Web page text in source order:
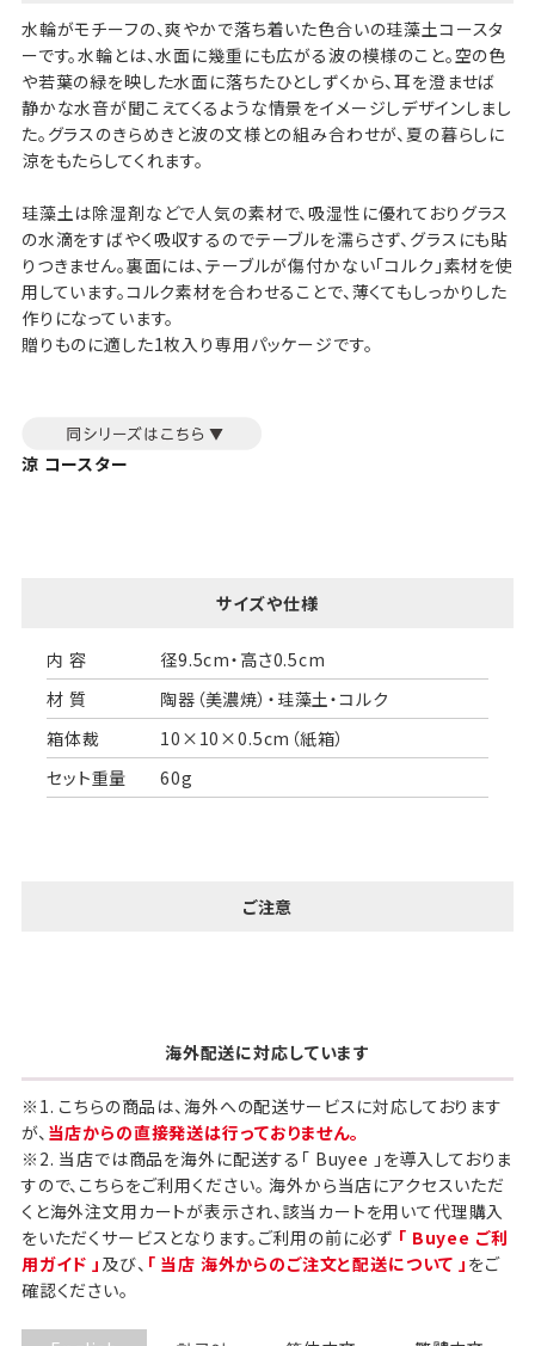
水輪がモチーフの、爽やかで落ち着いた色合いの珪藻土コースタ
ーです。水輪とは、水面に幾重にも広がる波の模様のこと。空の色
や若葉の緑を映した水面に落ちたひとしずくから、耳を澄ませば
静かな水音が聞こえてくるような情景をイメージしデザインしまし
た。グラスのきらめきと波の文様との組み合わせが、夏の暮らしに
涼をもたらしてくれます。
珪藻土は除湿剤などで人気の素材で、吸湿性に優れておりグラス
の水滴をすばやく吸収するのでテーブルを濡らさず、グラスにも貼
りつきません。裏面には、テーブルが傷付かない「コルク」素材を使
用しています。コルク素材を合わせることで、薄くてもしっかりした
作りになっています。
贈りものに適した1枚入り専用パッケージです。
涼 コースター
サイズや仕様
内 容
径9.5cm・高さ0.5cm
材 質
陶器（美濃焼）・珪藻土・コルク
箱体裁
10×10×0.5cm（紙箱）
セット重量
60g
ご注意
海外配送に対応しています
※1. こちらの商品は、海外への配送サービスに対応しております
が、 当店からの直接発送は行っておりません。
※2. 当店では商品を海外に配送する「 Buyee 」を導入しておりま
すので、こちらをご利用ください。 海外から当店にアクセスいただ
くと海外注文用カートが表示され、該当カートを用いて代理購入
をいただくサービスとなります。ご利用の前に必ず 「 Buyee ご利
用ガイド 」 及び、 「 当店 海外からのご注文と配送について 」 をご
確認ください。